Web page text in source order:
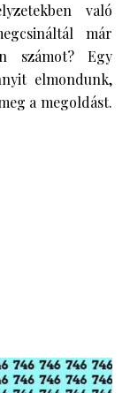
való
már
számot? Egy
elmondunk,
a megoldást.